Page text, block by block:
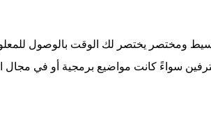
ومختصر يختصر لك الوقت بالوصول
سواءً كانت مواضيع برمجية أو في مجال